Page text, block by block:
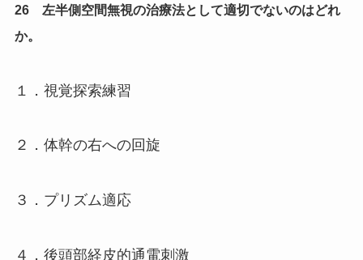
26 左半側空間無視の治療法として適切でないのはどれ
か。
１．視覚探索練習
２．体幹の右への回旋
３．プリズム適応
４．後頭部経皮的通電刺激